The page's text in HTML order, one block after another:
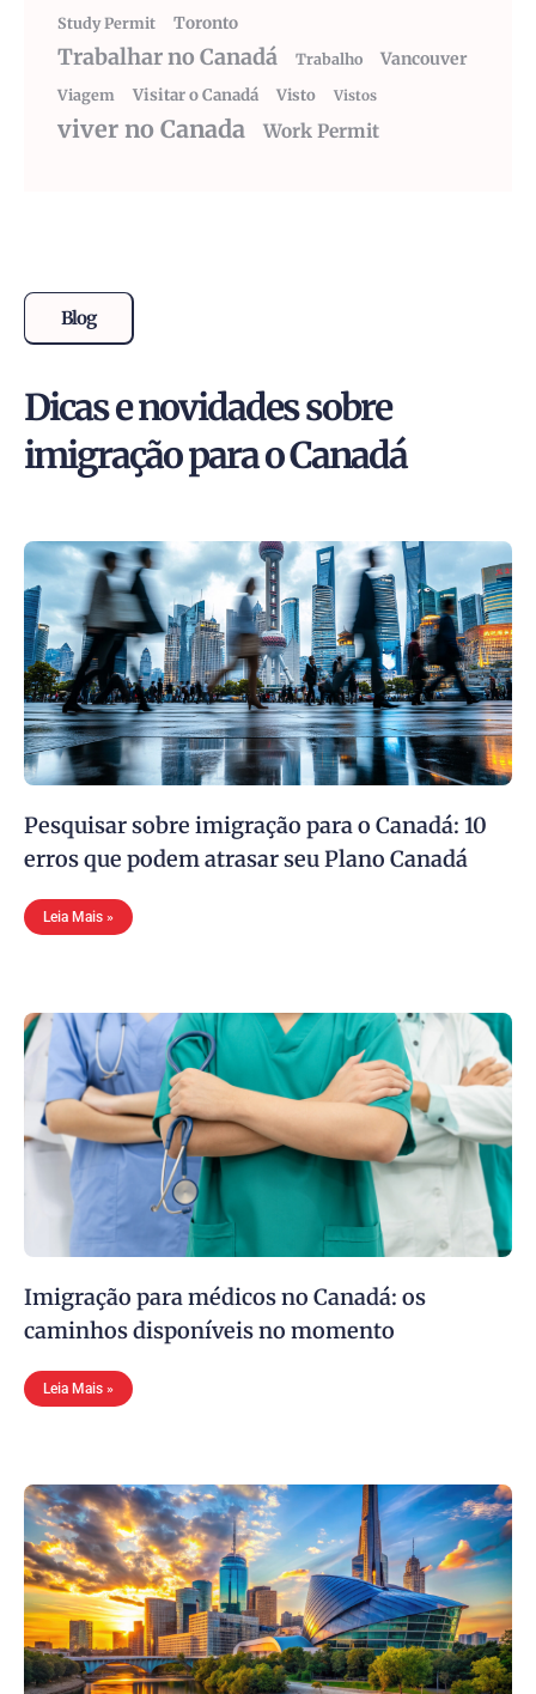
Study Permit Toronto
Trabalhar no Canadá Trabalho Vancouver
Viagem Visitar o Canadá Visto Vistos
viver no Canada Work Permit
Blog
Dicas e novidades sobre
imigração para o Canadá
Pesquisar sobre imigração para o Canadá: 10
erros que podem atrasar seu Plano Canadá
Leia Mais »
Imigração para médicos no Canadá: os
caminhos disponíveis no momento
Leia Mais »